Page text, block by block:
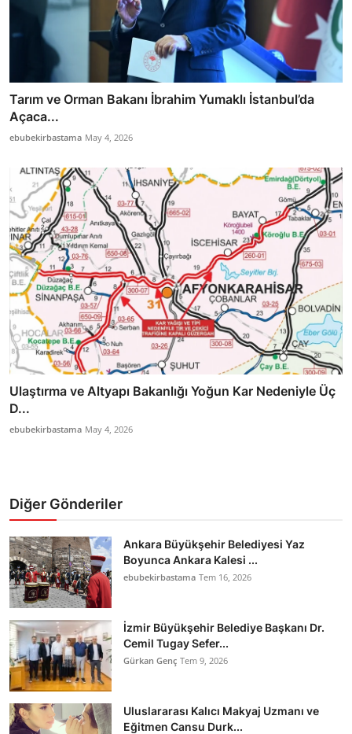
Tarım ve Orman Bakanı İbrahim Yumaklı İstanbul’da
Açaca...
ebubekirbastama May 4, 2026
Ulaştırma ve Altyapı Bakanlığı Yoğun Kar Nedeniyle Üç
D...
ebubekirbastama May 4, 2026
Diğer Gönderiler
Ankara Büyükşehir Belediyesi Yaz
Boyunca Ankara Kalesi ...
ebubekirbastama Tem 16, 2026
İzmir Büyükşehir Belediye Başkanı Dr.
Cemil Tugay Sefer...
Gürkan Genç Tem 9, 2026
Uluslararası Kalıcı Makyaj Uzmanı ve
Eğitmen Cansu Durk...